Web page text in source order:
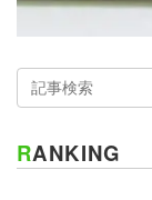
RANKING